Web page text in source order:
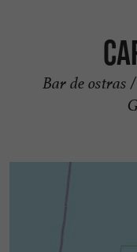
Bar de ostras